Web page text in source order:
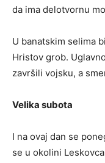
da ima delotvornu
U banatskim selima
Hristov grob.
završili vojsku, a
Velika subota
I na ovaj dan se
se u okolini